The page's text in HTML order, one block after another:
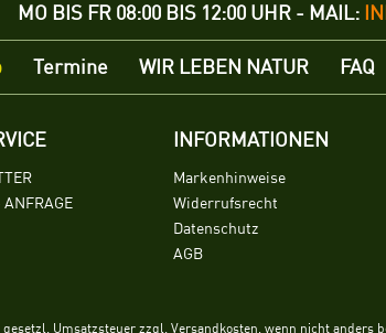
MO BIS FR 08:00 BIS 12:00 UHR - MAIL:
Termine WIR LEBEN NATUR FAQ
INFORMATIONEN
Markenhinweise
Widerrufsrecht
Datenschutz
AGB
Umsatzsteuer zzgl. Versandkosten, wenn nicht anders